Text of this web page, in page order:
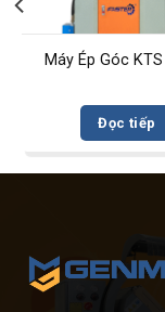
Máy Ép Góc
Đọc tiếp